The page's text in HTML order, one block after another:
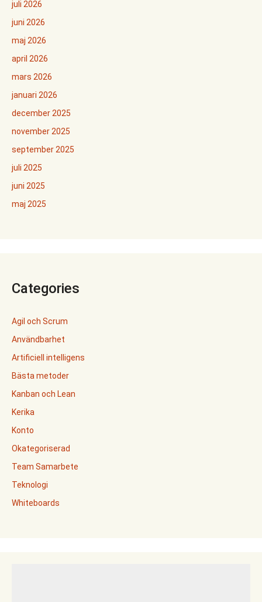
juli 2026
juni 2026
maj 2026
april 2026
mars 2026
januari 2026
december 2025
november 2025
september 2025
juli 2025
juni 2025
maj 2025
Categories
Agil och Scrum
Användbarhet
Artificiell intelligens
Bästa metoder
Kanban och Lean
Kerika
Konto
Okategoriserad
Team Samarbete
Teknologi
Whiteboards